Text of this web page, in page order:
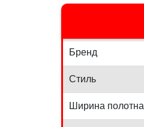
Бренд
Стиль
Ширина полотна